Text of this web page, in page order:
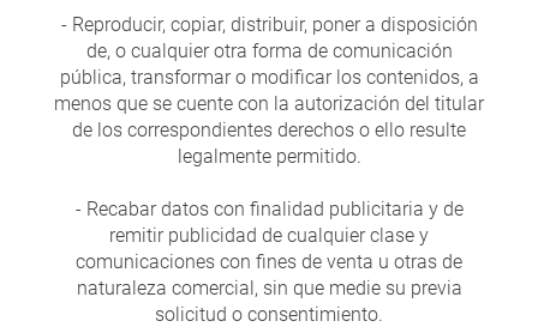
- Reproducir, copiar, distribuir, poner a disposición
de, o cualquier otra forma de comunicación
pública, transformar o modificar los contenidos, a
menos que se cuente con la autorización del titular
de los correspondientes derechos o ello resulte
legalmente permitido.
- Recabar datos con finalidad publicitaria y de
remitir publicidad de cualquier clase y
comunicaciones con fines de venta u otras de
naturaleza comercial, sin que medie su previa
solicitud o consentimiento.